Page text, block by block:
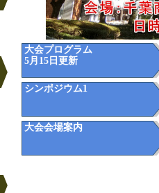
大会プログラム
5月15日更新
シンポジウム1
大会会場案内